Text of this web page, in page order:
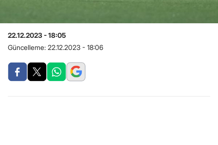
22.12.2023 - 18:05
Güncelleme: 22.12.2023 - 18:06